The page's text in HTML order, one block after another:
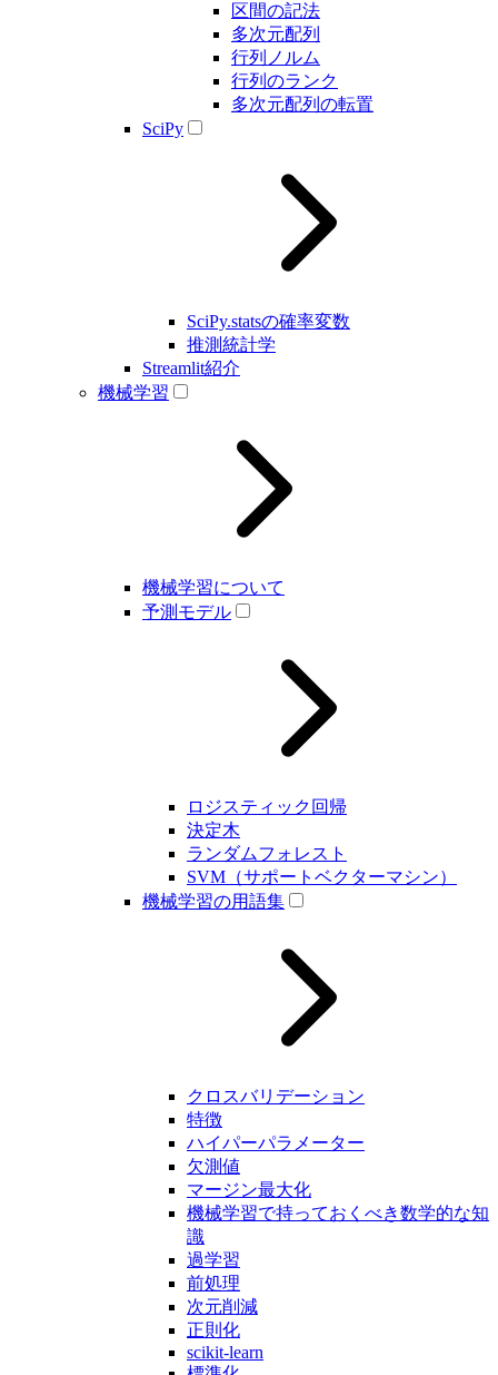
区間の記法
多次元配列
行列ノルム
行列のランク
多次元配列の転置
SciPy
SciPy.statsの確率変数
推測統計学
Streamlit紹介
機械学習
機械学習について
予測モデル
ロジスティック回帰
決定木
ランダムフォレスト
SVM（サポートベクターマシン）
機械学習の用語集
クロスバリデーション
特徴
ハイパーパラメーター
欠測値
マージン最大化
機械学習で持っておくべき数学的な知
識
過学習
前処理
次元削減
正則化
scikit-learn